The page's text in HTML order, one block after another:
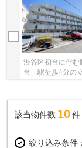
渋谷区初台に佇む
台」駅徒歩4分の
該当物件数 10件
絞り込み条件：